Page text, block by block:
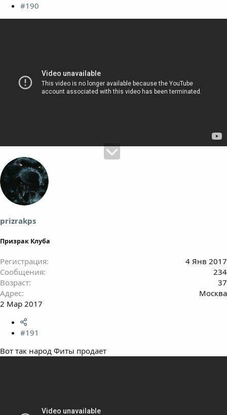
#190
prizrakps
Призрак Клуба
Регистрация
4 Янв 2017
Сообщения
234
Возраст
37
Адрес
Москва
2 Мар 2017
#191
Вот так народ Фиты продает